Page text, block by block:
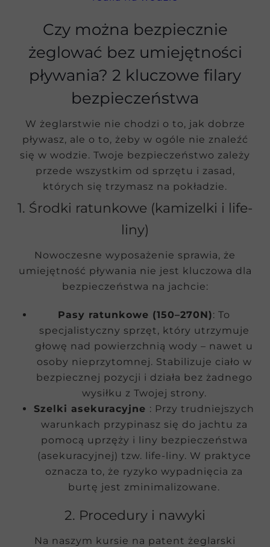
Czy można bezpiecznie
żeglować bez umiejętności
pływania? 2 kluczowe filary
bezpieczeństwa
W żeglarstwie nie chodzi o to, jak dobrze
pływasz, ale o to, żeby w ogóle nie znaleźć
się w wodzie. Twoje bezpieczeństwo zależy
przede wszystkim od sprzętu i zasad,
których się trzymasz na pokładzie.
1. Środki ratunkowe (kamizelki i life-
liny)
Nowoczesne wyposażenie sprawia, że
umiejętność pływania nie jest kluczowa dla
bezpieczeństwa na jachcie:
Pasy ratunkowe (150–270N): To
specjalistyczny sprzęt, który utrzymuje
głowę nad powierzchnią wody – nawet u
osoby nieprzytomnej. Stabilizuje ciało w
bezpiecznej pozycji i działa bez żadnego
wysiłku z Twojej strony.
Szelki asekuracyjne : Przy trudniejszych
warunkach przypinasz się do jachtu za
pomocą uprzęży i liny bezpieczeństwa
(asekuracyjnej) tzw. life-liny. W praktyce
oznacza to, że ryzyko wypadnięcia za
burtę jest zminimalizowane.
2. Procedury i nawyki
Na naszym kursie na patent żeglarski